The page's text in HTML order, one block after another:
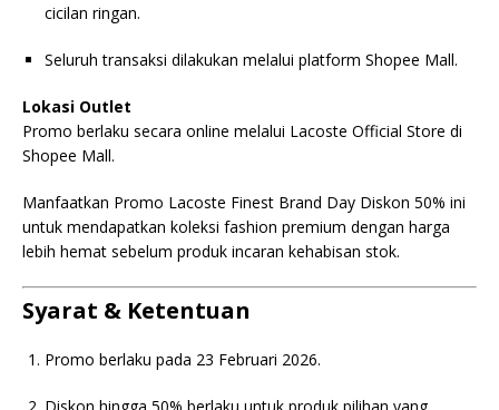
cicilan ringan.
Seluruh transaksi dilakukan melalui platform Shopee Mall.
Lokasi Outlet
Promo berlaku secara online melalui Lacoste Official Store di
Shopee Mall.
Manfaatkan Promo Lacoste Finest Brand Day Diskon 50% ini
untuk mendapatkan koleksi fashion premium dengan harga
lebih hemat sebelum produk incaran kehabisan stok.
Syarat & Ketentuan
Promo berlaku pada 23 Februari 2026.